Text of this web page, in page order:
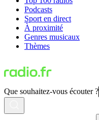
Podcasts
Sport en direct
À proximité
Genres musicaux
Thèmes
Que souhaitez-vous écouter ?